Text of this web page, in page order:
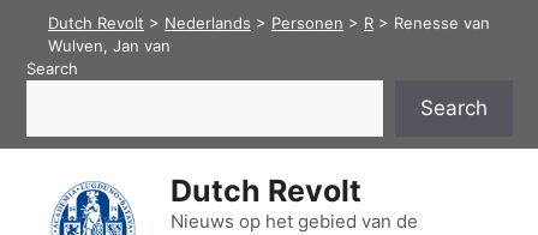
content
Dutch Revolt > Nederlands > Personen > R > Renesse van
Wulven, Jan van
Search
Search
Dutch Revolt
Nieuws op het gebied van de